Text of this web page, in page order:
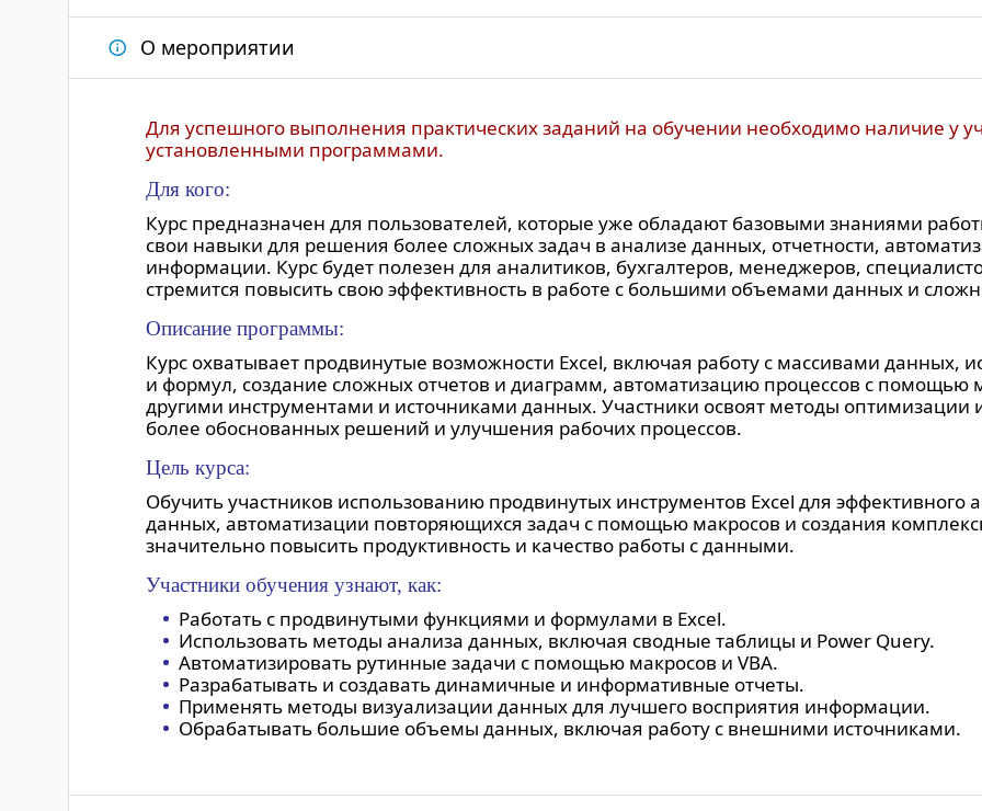
О мероприятии
Для успешного выполнения практических заданий на обучении необходимо наличие у
установленными программами.
Для кого:
Курс предназначен для пользователей, которые уже обладают базовыми знаниями
свои навыки для решения более сложных задач в анализе данных, отчетности,
информации. Курс будет полезен для аналитиков, бухгалтеров, менеджеров,
стремится повысить свою эффективность в работе с большими объемами данных и
Описание программы:
Курс охватывает продвинутые возможности Excel, включая работу с массивами данных,
и формул, создание сложных отчетов и диаграмм, автоматизацию процессов с помощью
другими инструментами и источниками данных. Участники освоят методы оптимизации
более обоснованных решений и улучшения рабочих процессов.
Цель курса:
Обучить участников использованию продвинутых инструментов Excel для эффективного
данных, автоматизации повторяющихся задач с помощью макросов и создания
значительно повысить продуктивность и качество работы с данными.
Участники обучения узнают, как:
Работать с продвинутыми функциями и формулами в Excel.
Использовать методы анализа данных, включая сводные таблицы и Power Query.
Автоматизировать рутинные задачи с помощью макросов и VBA.
Разрабатывать и создавать динамичные и информативные отчеты.
Применять методы визуализации данных для лучшего восприятия информации.
Обрабатывать большие объемы данных, включая работу с внешними источниками.
"Отличная подача материала. Новый взгляд на привычные опции и файлы";
"Лично я узнала много полезной информации, которая пригодится мне в
"Мне данный курс был очень полезен, так как работаю в Excel постоянно.
много нового";